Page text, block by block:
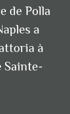
de Polla
a
à
Sainte-